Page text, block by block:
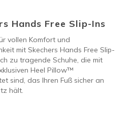
Hands Free Slip-Ins
vollen Komfort und
mit Skechers Hands Free Slip-
zu tragende Schuhe, die mit
Heel Pillow™
sind, das Ihren Fuß sicher an
hält.